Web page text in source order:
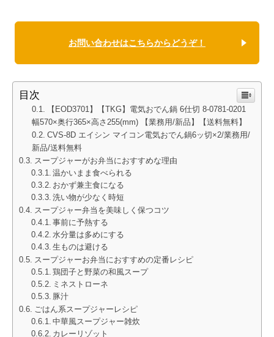
お問い合わせはこちらからどうぞ！
目次
【EOD3701】【TKG】電気おでん鍋 6仕切 8-0781-0201
幅570×奥行365×高さ255(mm) 【業務用/新品】【送料無料】
CVS-8D エイシン マイコン電気おでん鍋6ッ切×2/業務用/
新品/送料無料
スープジャーがお弁当におすすめな理由
温かいまま食べられる
おかず兼主食になる
洗い物が少なく時短
スープジャー弁当を美味しく保つコツ
事前に予熱する
水分量は多めにする
生ものは避ける
スープジャーお弁当におすすめの定番レシピ
鶏団子と野菜の和風スープ
ミネストローネ
豚汁
ごはん系スープジャーレシピ
中華風スープジャー雑炊
カレーリゾット